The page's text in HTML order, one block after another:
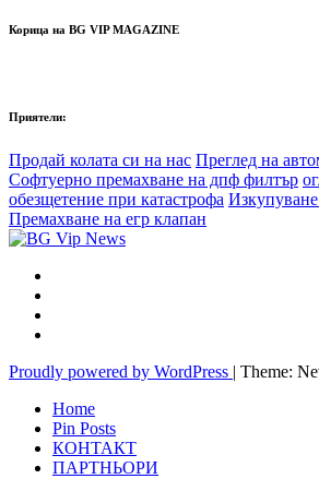
Корица на BG VIP MAGAZINE
Приятели:
Продай колата си на нас Преглед на
Софтуерно премахване на дпф филтър
обезщетение при катастрофа
Премахване на егр клапан
Proudly powered by WordPress | Theme:
Home
Pin Posts
КОНТАКТ
ПАРТНЬОРИ